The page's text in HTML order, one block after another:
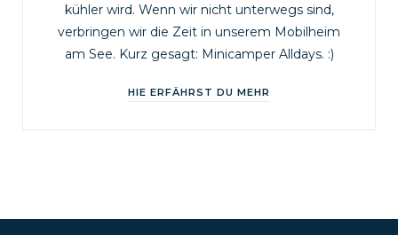
kühler wird. Wenn wir nicht unterwegs sind,
verbringen wir die Zeit in unserem Mobilheim
am See. Kurz gesagt: Minicamper Alldays. :)
HIE ERFÄHRST DU MEHR